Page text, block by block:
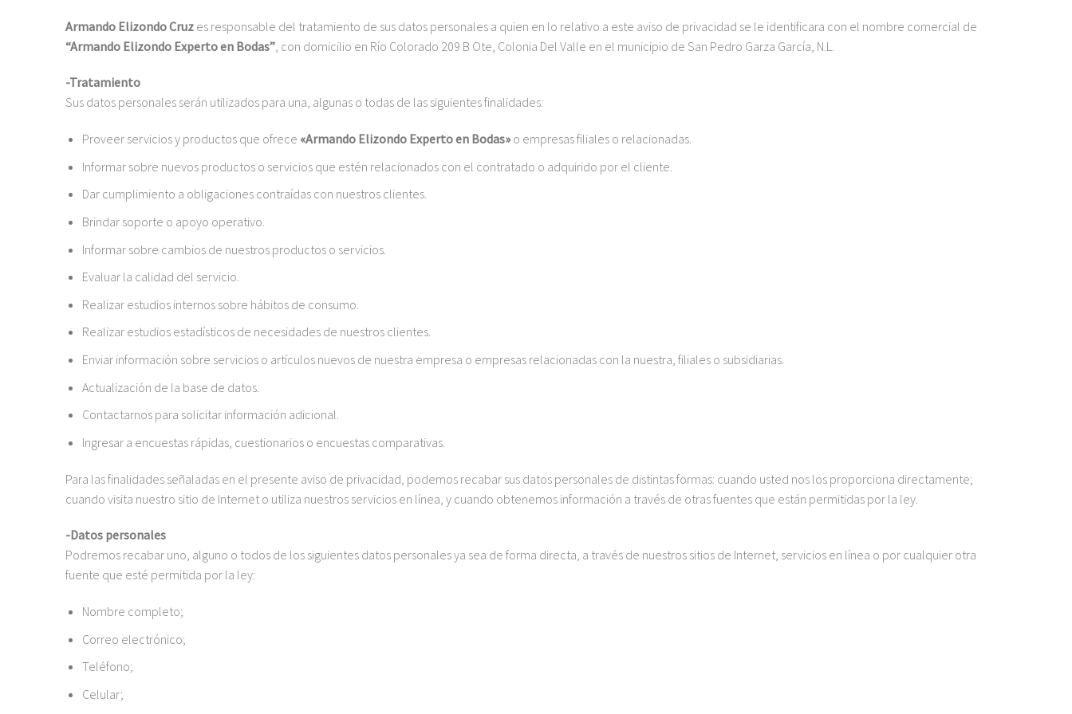
Armando Elizondo Cruz es responsable del tratamiento de sus datos personales a quien en lo relativo a este aviso de privacidad se le identificara con el nombre comercial de
“Armando Elizondo Experto en Bodas” , con domicilio en Río Colorado 209 B Ote, Colonia Del Valle en el municipio de San Pedro Garza García, N.L.
-Tratamiento
Sus datos personales serán utilizados para una, algunas o todas de las siguientes finalidades:
Proveer servicios y productos que ofrece «Armando Elizondo Experto en Bodas»o empresas filiales o relacionadas.
Informar sobre nuevos productos o servicios que estén relacionados con el contratado o adquirido por el cliente.
Dar cumplimiento a obligaciones contraídas con nuestros clientes.
Brindar soporte o apoyo operativo.
Informar sobre cambios de nuestros productos o servicios.
Evaluar la calidad del servicio.
Realizar estudios internos sobre hábitos de consumo.
Realizar estudios estadísticos de necesidades de nuestros clientes.
Enviar información sobre servicios o artículos nuevos de nuestra empresa o empresas relacionadas con la nuestra, filiales o subsidiarias.
Actualización de la base de datos.
Contactarnos para solicitar información adicional.
Ingresar a encuestas rápidas, cuestionarios o encuestas comparativas.
Para las finalidades señaladas en el presente aviso de privacidad, podemos recabar sus datos personales de distintas formas: cuando usted nos los proporciona directamente;
cuando visita nuestro sitio de Internet o utiliza nuestros servicios en línea, y cuando obtenemos información a través de otras fuentes que están permitidas por la ley.
-Datos personales
Podremos recabar uno, alguno o todos de los siguientes datos personales ya sea de forma directa, a través de nuestros sitios de Internet, servicios en línea o por cualquier otra
fuente que esté permitida por la ley:
Nombre completo;
Correo electrónico;
Teléfono;
Celular;